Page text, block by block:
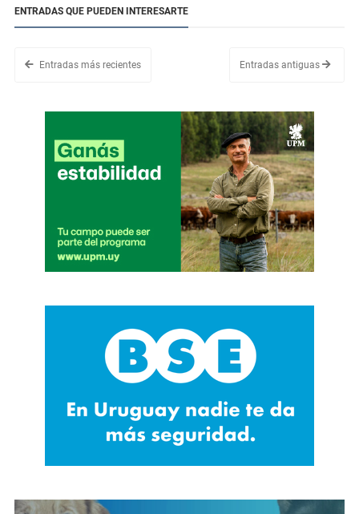
ENTRADAS QUE PUEDEN INTERESARTE
Entradas más recientes Entradas antiguas